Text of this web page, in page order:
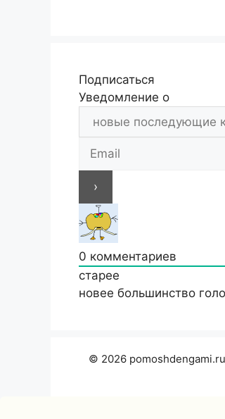
Подписаться
Уведомление о
0 комментариев
старее
новее большинство
© 2026